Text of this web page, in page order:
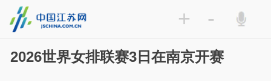
+ -
2026世界女排联赛3日在南京开赛